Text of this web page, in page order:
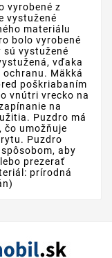
vyrobené z
vystužené
materiálu
bolo vyrobené
sú vystužené
vďaka
Mäkká
poškriabaním
vnútri vrecko na
na
Puzdro má
čo umožňuje
Puzdro
aby
prezerať
prírodná